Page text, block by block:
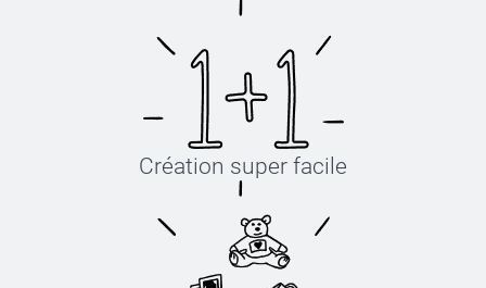
Création super facile